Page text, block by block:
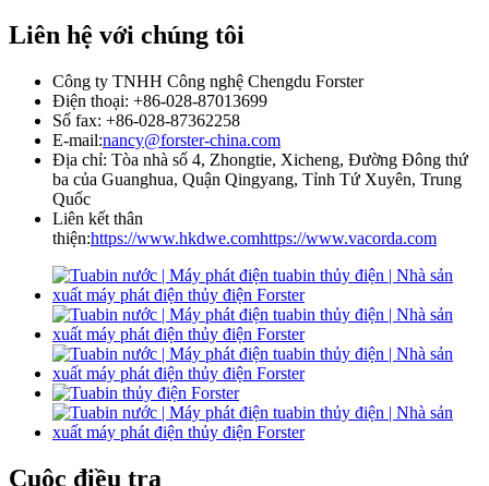
Liên hệ với chúng tôi
Công ty TNHH Công nghệ Chengdu Forster
Điện thoại: +86-028-87013699
Số fax: +86-028-87362258
E-mail:nancy@forster-china.com
Địa chỉ: Tòa nhà số 4, Zhongtie, Xicheng, Đường Đông thứ
ba của Guanghua, Quận Qingyang, Tỉnh Tứ Xuyên, Trung
Quốc
Liên kết thân
thiện:https://www.hkdwe.comhttps://www.vacorda.com
Cuộc điều tra